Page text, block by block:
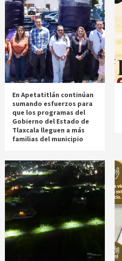
En Apetatitlán continúan
sumando esfuerzos para
que los programas del
Gobierno del Estado de
Tlaxcala lleguen a más
familias del municipio